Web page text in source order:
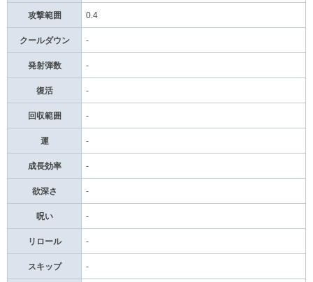
攻撃範囲 0.4
クールダウン -
発射弾数 -
復活 -
回収範囲 -
運 -
成長効率 -
欲深さ -
呪い -
リロール -
スキップ -